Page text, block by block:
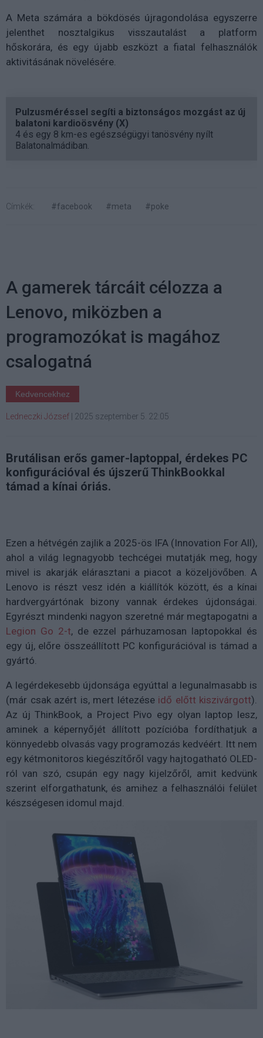
A Meta számára a bökdösés újragondolása egyszerre
jelenthet nosztalgikus visszautalást a platform
hőskorára, és egy újabb eszközt a fiatal felhasználók
aktivitásának növelésére.
Pulzusméréssel segíti a biztonságos mozgást az új
balatoni kardioösvény (X)
4 és egy 8 km-es egészségügyi tanösvény nyílt
Balatonalmádiban.
Címkék: #facebook #meta #poke
A gamerek tárcáit célozza a
Lenovo, miközben a
programozókat is magához
csalogatná
Kedvencekhez
Ledneczki József 2025 szeptember 5. 22:05
Brutálisan erős gamer-laptoppal, érdekes PC
konfigurációval és újszerű ThinkBookkal
támad a kínai óriás.
Ezen a hétvégén zajlik a 2025-ös IFA (Innovation For All),
ahol a világ legnagyobb techcégei mutatják meg, hogy
mivel is akarják elárasztani a piacot a közeljövőben. A
Lenovo is részt vesz idén a kiállítók között, és a kínai
hardvergyártónak bizony vannak érdekes újdonságai.
Egyrészt mindenki nagyon szeretné már megtapogatni a
Legion Go 2-t, de ezzel párhuzamosan laptopokkal és
egy új, előre összeállított PC konfigurációval is támad a
gyártó.
A legérdekesebb újdonsága egyúttal a legunalmasabb is
(már csak azért is, mert létezése idő előtt kiszivárgott).
Az új ThinkBook, a Project Pivo egy olyan laptop lesz,
aminek a képernyőjét állított pozícióba fordíthatjuk a
könnyedebb olvasás vagy programozás kedvéért. Itt nem
egy kétmonitoros kiegészítőről vagy hajtogatható OLED-
ról van szó, csupán egy nagy kijelzőről, amit kedvünk
szerint elforgathatunk, és amihez a felhasználói felület
készségesen idomul majd.